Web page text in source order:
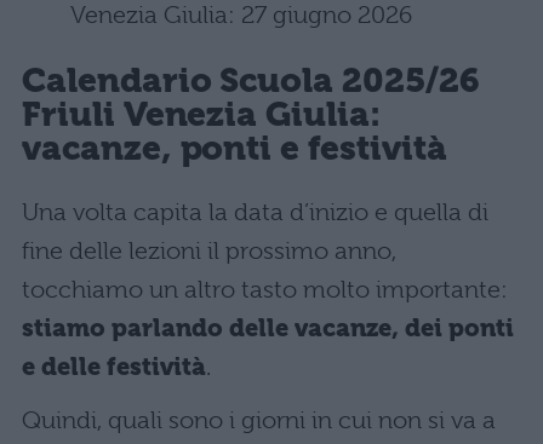
Venezia Giulia: 27 giugno 2026
Calendario Scuola 2025/26
Friuli Venezia Giulia:
vacanze, ponti e festività
Una volta capita la data d’inizio e quella di
fine delle lezioni il prossimo anno,
tocchiamo un altro tasto molto importante:
stiamo parlando delle vacanze, dei ponti
e delle festività.
Quindi, quali sono i giorni in cui non si va a